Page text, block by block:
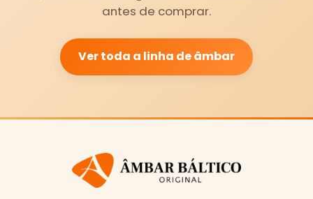
antes de comprar.
Ver toda a linha de âmbar